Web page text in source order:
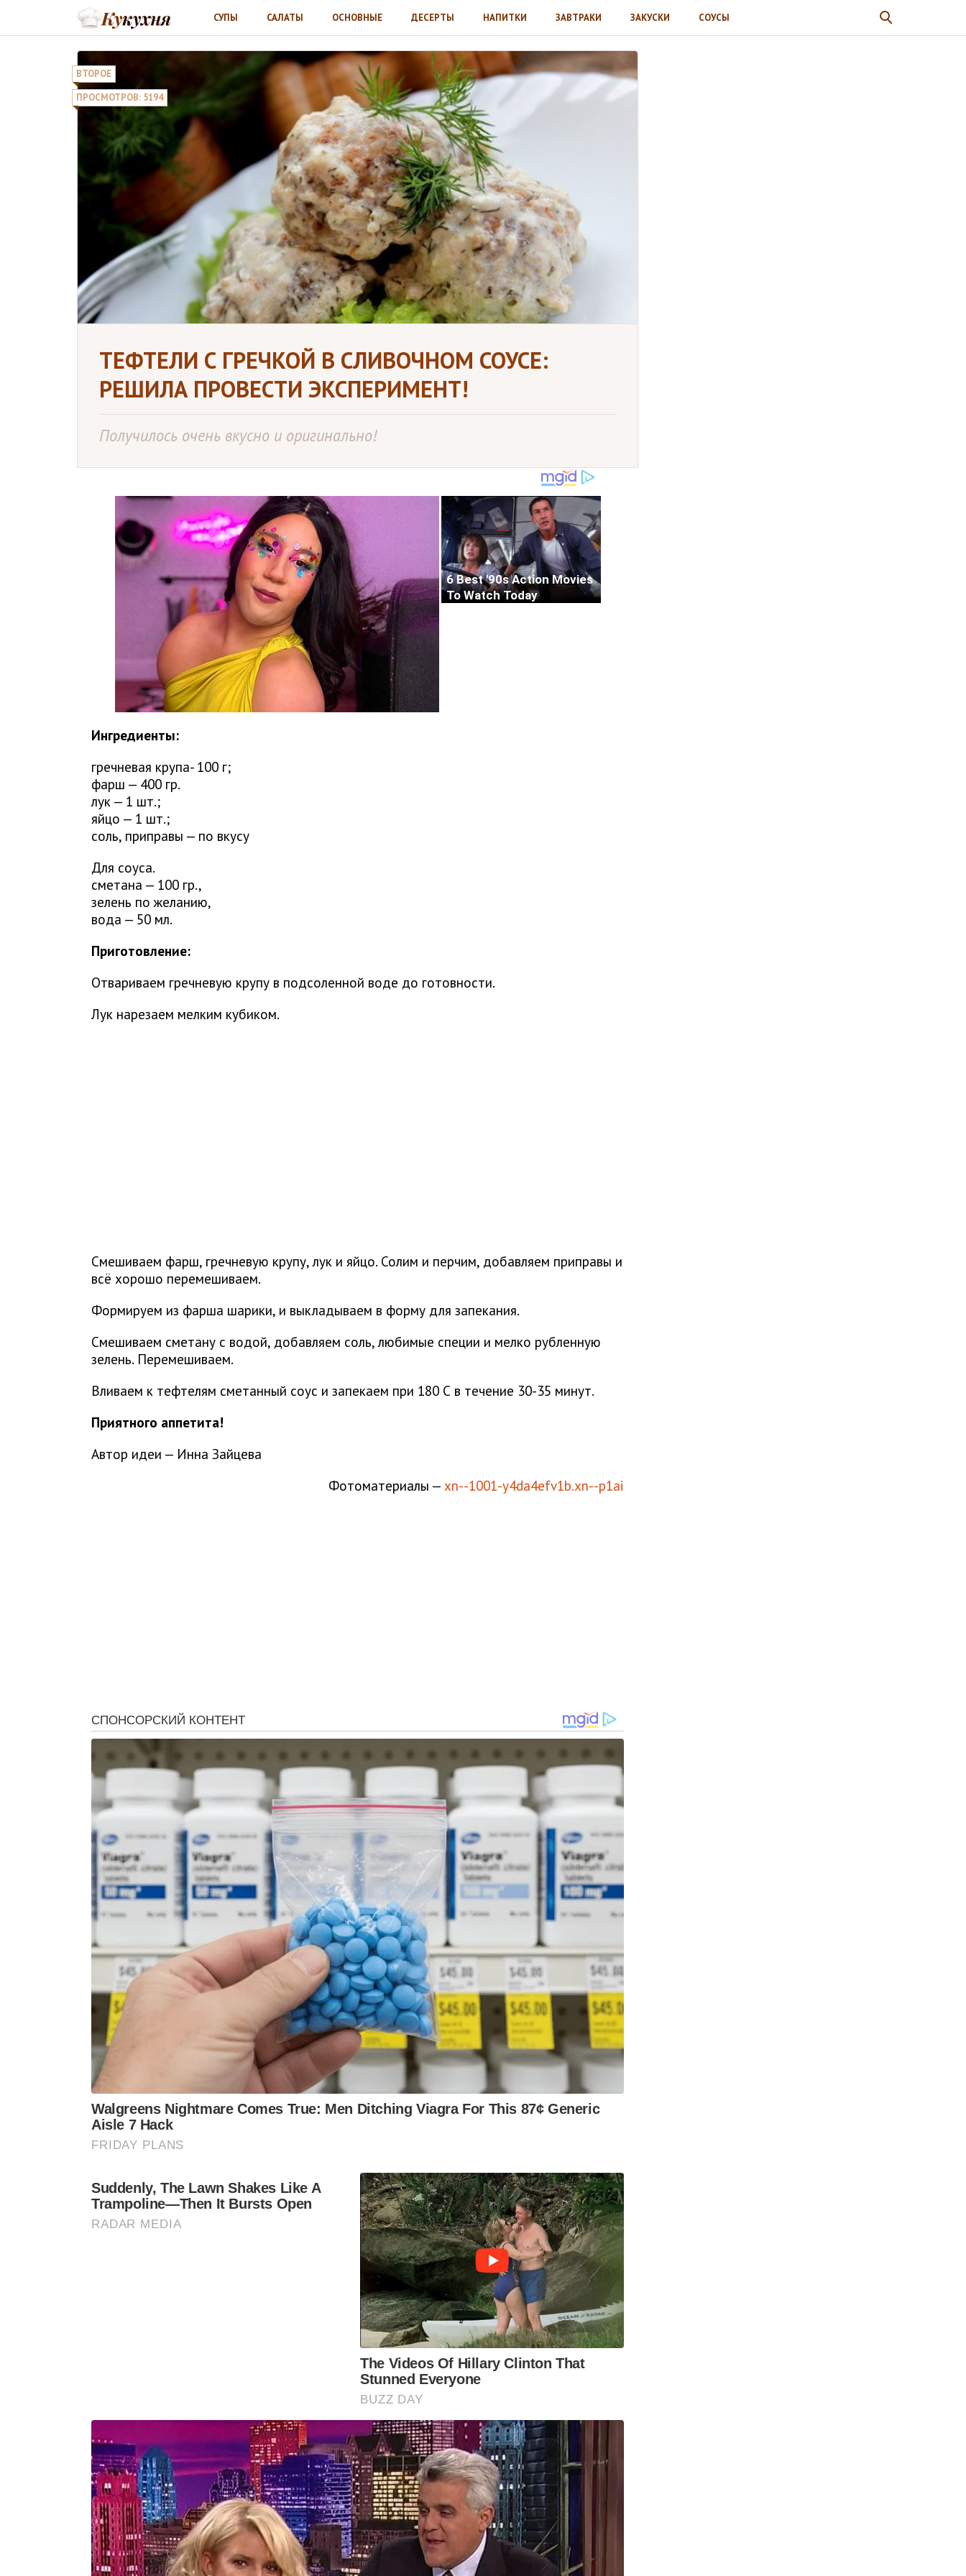
СУПЫ САЛАТЫ ОСНОВНЫЕ ДЕСЕРТЫ НАПИТКИ ЗАВТРАКИ ЗАКУСКИ СОУСЫ
ВТОРОЕ
ПРОСМОТРОВ: 5194
ТЕФТЕЛИ С ГРЕЧКОЙ В СЛИВОЧНОМ СОУСЕ:
РЕШИЛА ПРОВЕСТИ ЭКСПЕРИМЕНТ!
Получилось очень вкусно и оригинально!
Ингредиенты:
гречневая крупа- 100 г;
фарш — 400 гр.
лук — 1 шт.;
яйцо — 1 шт.;
соль, приправы — по вкусу
Для соуса.
сметана — 100 гр.,
зелень по желанию,
вода — 50 мл.
Приготовление:
Отвариваем гречневую крупу в подсоленной воде до готовности.
Лук нарезаем мелким кубиком.
Смешиваем фарш, гречневую крупу, лук и яйцо. Солим и перчим, добавляем приправы и
всё хорошо перемешиваем.
Формируем из фарша шарики, и выкладываем в форму для запекания.
Смешиваем сметану с водой, добавляем соль, любимые специи и мелко рубленную
зелень. Перемешиваем.
Вливаем к тефтелям сметанный соус и запекаем при 180 С в течение 30-35 минут.
Приятного аппетита!
Автор идеи — Инна Зайцева
Фотоматериалы — xn--1001-y4da4efv1b.xn--p1ai